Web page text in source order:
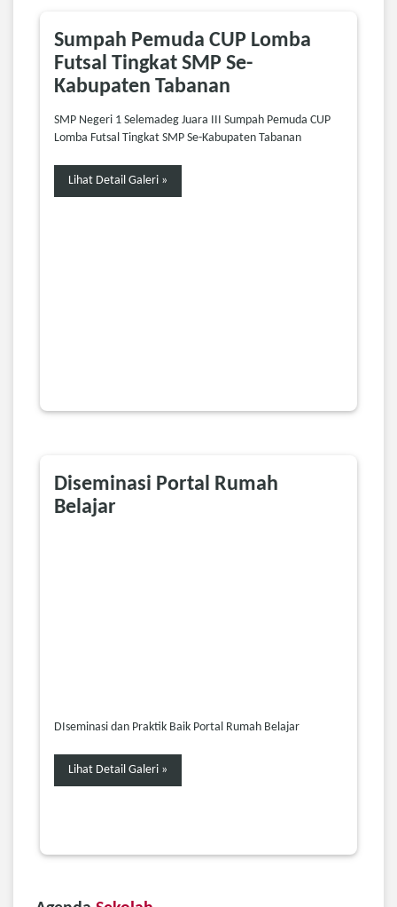
Sumpah Pemuda CUP Lomba
Futsal Tingkat SMP Se-
Kabupaten Tabanan
SMP Negeri 1 Selemadeg Juara III Sumpah Pemuda CUP
Lomba Futsal Tingkat SMP Se-Kabupaten Tabanan
Lihat Detail Galeri »
Diseminasi Portal Rumah
Belajar
DIseminasi dan Praktik Baik Portal Rumah Belajar
Lihat Detail Galeri »